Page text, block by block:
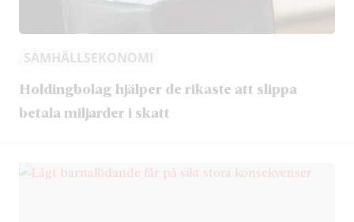
SAMHÄLLSEKONOMI
Holdingbolag hjälper de rikaste att slippa
betala miljarder i skatt